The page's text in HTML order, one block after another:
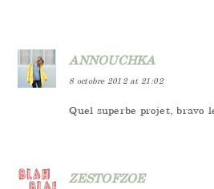
ANNOUCHKA
8 octobre 2012 at 21:02
Quel superbe projet, bravo
ZESTOFZOE